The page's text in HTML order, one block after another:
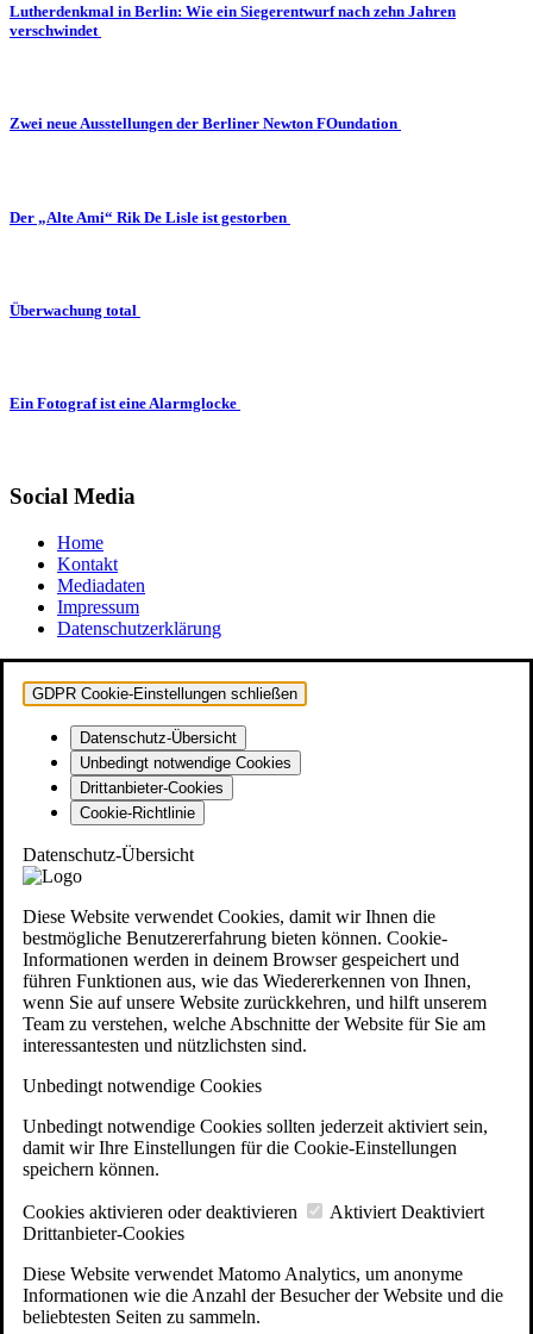
Lutherdenkmal in Berlin: Wie ein Siegerentwurf nach zehn Jahren
verschwindet
Zwei neue Ausstellungen der Berliner Newton FOundation
Der „Alte Ami“ Rik De Lisle ist gestorben
Überwachung total
Ein Fotograf ist eine Alarmglocke
Social Media
Home
Kontakt
Mediadaten
Impressum
Datenschutzerklärung
GDPR Cookie-Einstellungen schließen
Datenschutz-Übersicht
Unbedingt notwendige Cookies
Drittanbieter-Cookies
Cookie-Richtlinie
Datenschutz-Übersicht
Diese Website verwendet Cookies, damit wir Ihnen die
bestmögliche Benutzererfahrung bieten können. Cookie-
Informationen werden in deinem Browser gespeichert und
führen Funktionen aus, wie das Wiedererkennen von Ihnen,
wenn Sie auf unsere Website zurückkehren, und hilft unserem
Team zu verstehen, welche Abschnitte der Website für Sie am
interessantesten und nützlichsten sind.
Unbedingt notwendige Cookies
Unbedingt notwendige Cookies sollten jederzeit aktiviert sein,
damit wir Ihre Einstellungen für die Cookie-Einstellungen
speichern können.
Cookies aktivieren oder deaktivieren Aktiviert Deaktiviert
Drittanbieter-Cookies
Diese Website verwendet Matomo Analytics, um anonyme
Informationen wie die Anzahl der Besucher der Website und die
beliebtesten Seiten zu sammeln.